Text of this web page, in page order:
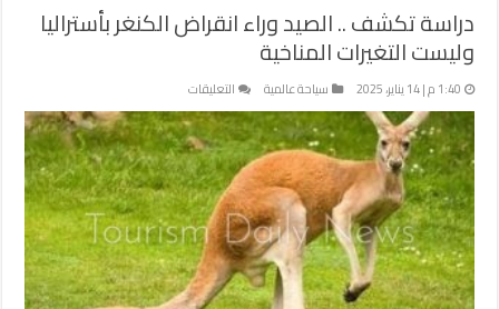
دراسة تكشف .. الصيد وراء انقراض الكنغر بأستراليا
وليست التغيرات المناخية
1:40 م | 14 يناير، 2025 سياحة عالمية التعليقات
دراسة
تكشف
..
الصيد
وراء
انقراض
الكنغر
بأستراليا
وليست